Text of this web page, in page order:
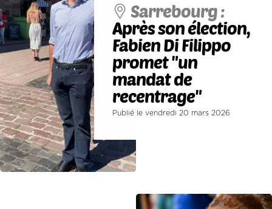
Sarrebourg :
Après son élection,
Fabien Di Filippo
promet "un
mandat de
recentrage"
Publié le vendredi 20 mars 2026